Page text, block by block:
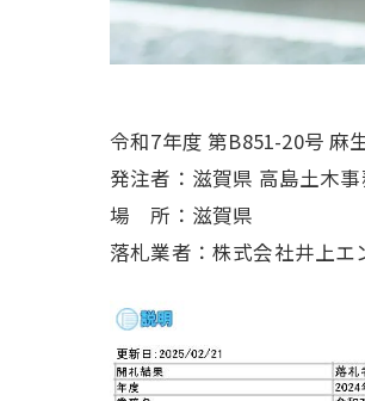
令和7年度 第B851-20号 麻
発注者：滋賀県 高島土木
場 所：滋賀県
落札業者：株式会社井上エ